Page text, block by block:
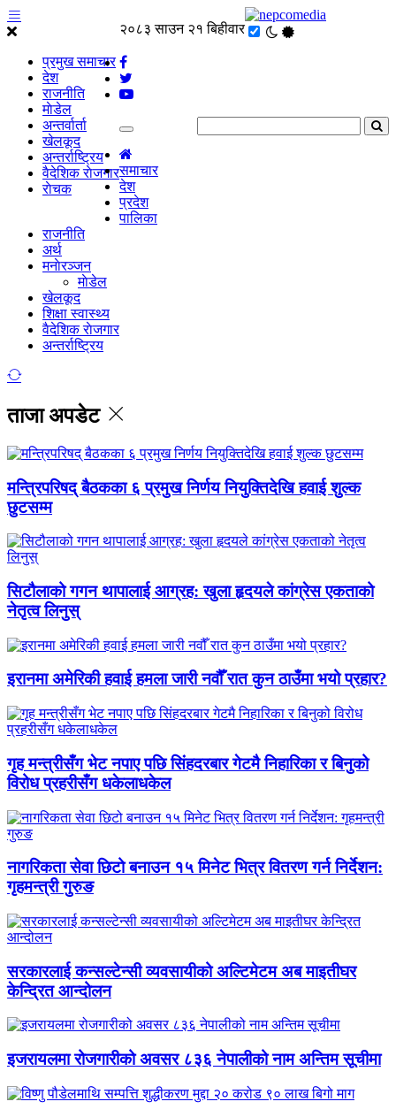
प्रमुख समाचार
देश
राजनीति
माेडेल
अन्तर्वार्ता
खेलकूद
अन्तर्राष्ट्रिय
वैदेशिक राेजगार
राेचक
२०८३ साउन २१ बिहीवार
समाचार
देश
प्रदेश
पालिका
राजनीति
अर्थ
मनाेरञ्जन
माेडेल
खेलकूद
शिक्षा स्वास्थ्य
वैदेशिक राेजगार
अन्तर्राष्ट्रिय
ताजा अपडेट
मन्त्रिपरिषद् बैठकका ६ प्रमुख निर्णय नियुक्तिदेखि हवाई शुल्क
छुटसम्म
सिटौलाको गगन थापालाई आग्रह: खुला हृदयले कांग्रेस एकताको
नेतृत्व लिनुस्
इरानमा अमेरिकी हवाई हमला जारी नवौँ रात कुन ठाउँमा भयो प्रहार?
गृह मन्त्रीसँग भेट नपाए पछि सिंहदरबार गेटमै निहारिका र बिनुको
विरोध प्रहरीसँग धकेलाधकेल
नागरिकता सेवा छिटो बनाउन १५ मिनेट भित्र वितरण गर्न निर्देशन:
गृहमन्त्री गुरुङ
सरकारलाई कन्सल्टेन्सी व्यवसायीको अल्टिमेटम अब माइतीघर
केन्द्रित आन्दोलन
इजरायलमा रोजगारीको अवसर ८३६ नेपालीको नाम अन्तिम सूचीमा